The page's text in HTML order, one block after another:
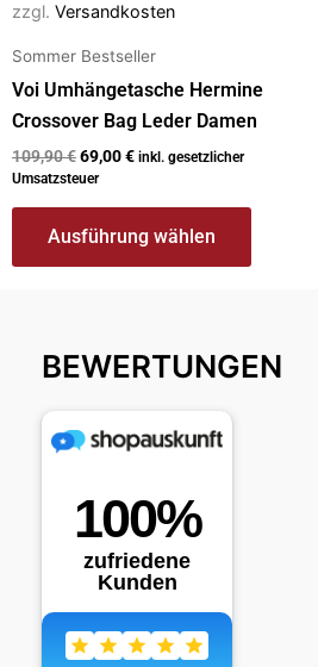
zzgl. Versandkosten
Sommer Bestseller
Voi Umhängetasche Hermine
Crossover Bag Leder Damen
109,90€69,00€ inkl. gesetzlicher
Umsatzsteuer
Ausführung wählen
werden
BEWERTUNGEN